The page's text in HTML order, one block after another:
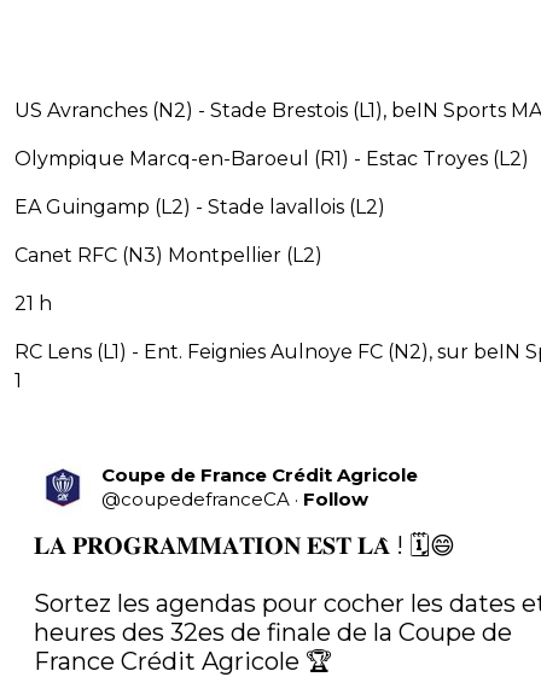
US Avranches (N2) - Stade Brestois (L1), beIN Sports
Olympique Marcq-en-Baroeul (R1) - Estac Troyes (L2)
EA Guingamp (L2) - Stade lavallois (L2)
Canet RFC (N3) Montpellier (L2)
21 h
RC Lens (L1) - Ent. Feignies Aulnoye FC (N2), sur beIN
1
Coupe de France Crédit Agricole
@coupedefranceCA · Follow
𝐋𝐀 𝐏𝐑𝐎𝐆𝐑𝐀𝐌𝐌𝐀𝐓𝐈𝐎𝐍 𝐄𝐒𝐓 𝐋𝐀̀ ! 🗓️😄
Sortez les agendas pour cocher les dates
heures des 32es de finale de la Coupe de
France Crédit Agricole 🏆